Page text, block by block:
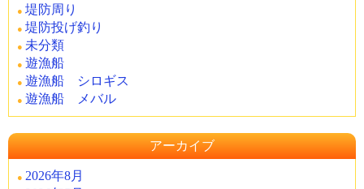
堤防周り
堤防投げ釣り
未分類
遊漁船
遊漁船 シロギス
遊漁船 メバル
アーカイブ
2026年8月